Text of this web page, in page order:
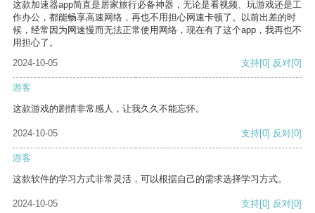
这款加速器app简直是居家旅行必备神器，无论是看视频、玩游戏还是工
作办公，都能畅享高速网络，再也不用担心网速卡顿了。以前出差的时
候，经常因为网速慢而无法正常使用网络，现在有了这个app，我再也不
用担心了。
2024-10-05
支持[0] 反对[0]
游客
这款游戏的剧情非常感人，让我久久不能忘怀。
2024-10-05 支持[0] 反对[0]
游客
这款软件的学习方式非常灵活，可以根据自己的需求选择学习方式。
2024-10-05 支持[0] 反对[0]